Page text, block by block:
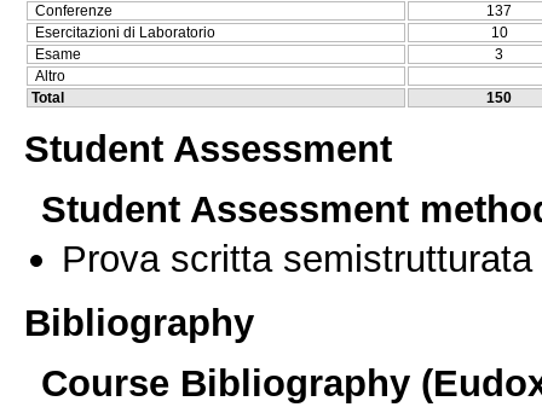
Conferenze
137
Esercitazioni di Laboratorio
10
Esame
3
Altro
Total
150
Student Assessment
Student Assessment
Prova scritta
Bibliography
Course Bibliography